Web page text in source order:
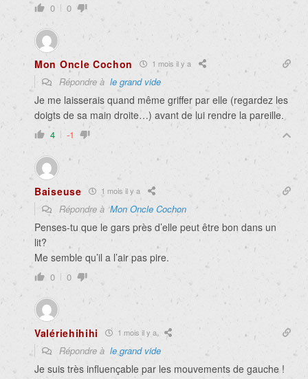
0 0
Mon Oncle Cochon 1 mois il y a
Répondre à le grand vide
Je me laisserais quand même griffer par elle (regardez les
doigts de sa main droite…) avant de lui rendre la pareille.
4 -1
Baiseuse 1 mois il y a
Répondre àMon Oncle Cochon
Penses-tu que le gars près d’elle peut être bon dans un
lit?
Me semble qu’il a l’air pas pire.
0 0
Valériehihihi 1 mois il y a
Répondre à le grand vide
Je suis très influençable par les mouvements de gauche !